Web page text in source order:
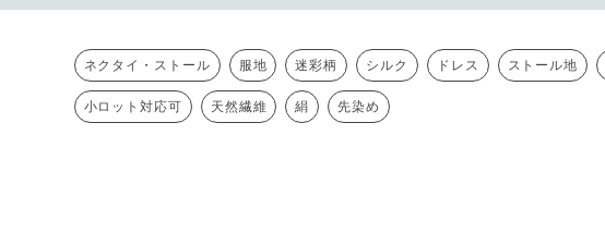
ネクタイ・ストール 服地 迷彩柄 シルク ドレス ストール地
小ロット対応可 天然繊維 絹 先染め